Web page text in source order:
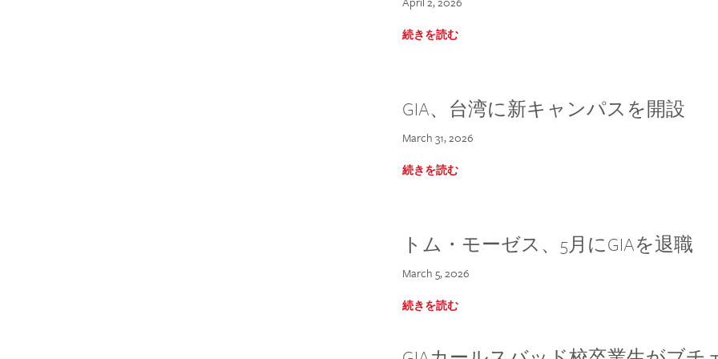
続きを読む
GIA、台湾に新キャンパスを開設
March 31, 2026
続きを読む
トム・モーゼス、5月にGIAを退職
March 5, 2026
続きを読む